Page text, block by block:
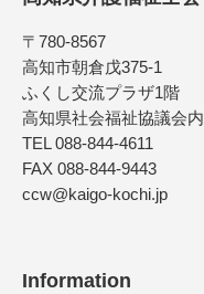
〒780-8567
高知市朝倉戊375-1
ふくし交流プラザ1階
高知県社会福祉協議会内
TEL 088-844-4611
FAX 088-844-9443
ccw@kaigo-kochi.jp
Information